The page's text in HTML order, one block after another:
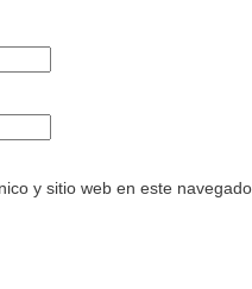
y sitio web en este